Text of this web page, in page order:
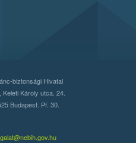
biztonsági Hivatal
Károly utca. 24.
Budapest. Pf. 30.